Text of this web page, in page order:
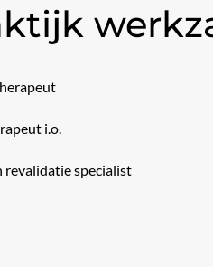
i.o.
revalidatie specialist